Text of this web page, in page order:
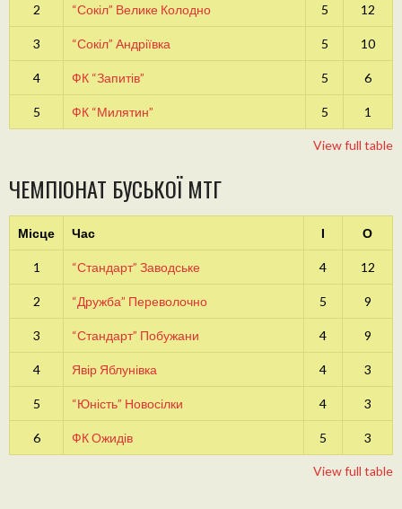
2 “Сокіл” Велике Колодно 5 12
3 “Сокіл” Андріївка 5 10
4 ФК “Запитів” 5 6
5 ФК “Милятин” 5 1
View full table
ЧЕМПІОНАТ БУСЬКОЇ МТГ
Місце Час І О
1 “Стандарт” Заводське 4 12
2 “Дружба” Переволочно 5 9
3 “Стандарт” Побужани 4 9
4 Явір Яблунівка 4 3
5 “Юність” Новосілки 4 3
6 ФК Ожидів 5 3
View full table